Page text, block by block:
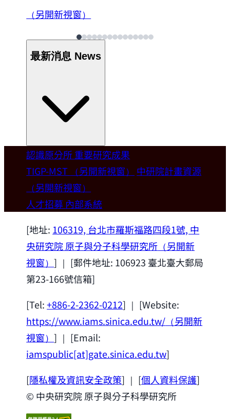
（另開新視窗）
最新消息 News
Welcome
歡迎本所新聘合聘研究員陳俊維特聘教授
(國立台灣大學材料科學與工程學系)。
2026-07-14
認識原分所重要研究成果
TIGP-MST （另開新視窗）
中研院計畫資源
（另開新視窗）
人才招募 內部系統
[地址: 106319, 台北市羅斯福路四段1號, 中
央研究院 原子與分子科學研究所 （另開新
視窗）] ｜ [郵件地址: 106923 臺北臺大郵局
第23-166號信箱]
[Tel:+886-2-2362-0212] ｜ [Website:
https://www.iams.sinica.edu.tw/ （另開新
視窗）] ｜ [Email:
iamspublic[at]gate.sinica.edu.tw]
[隱私權及資訊安全政策] ｜ [個人資料保護]
© 中央研究院 原子與分子科學研究所